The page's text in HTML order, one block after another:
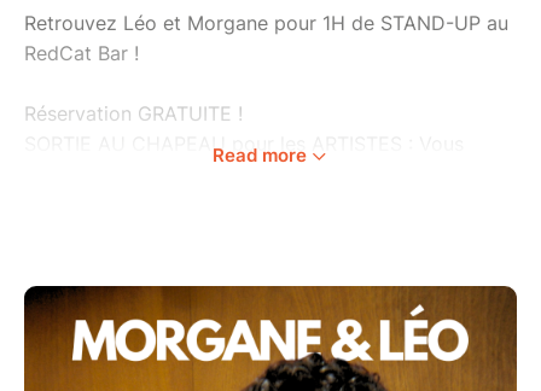
Retrouvez Léo et Morgane pour 1H de STAND-UP au
RedCat Bar !
Réservation GRATUITE !
SORTIE AU CHAPEAU pour les ARTISTES : Vous
✅ DÉBUT DU SHOW : 20:00
Happy Hour toute la soirée !
Read more